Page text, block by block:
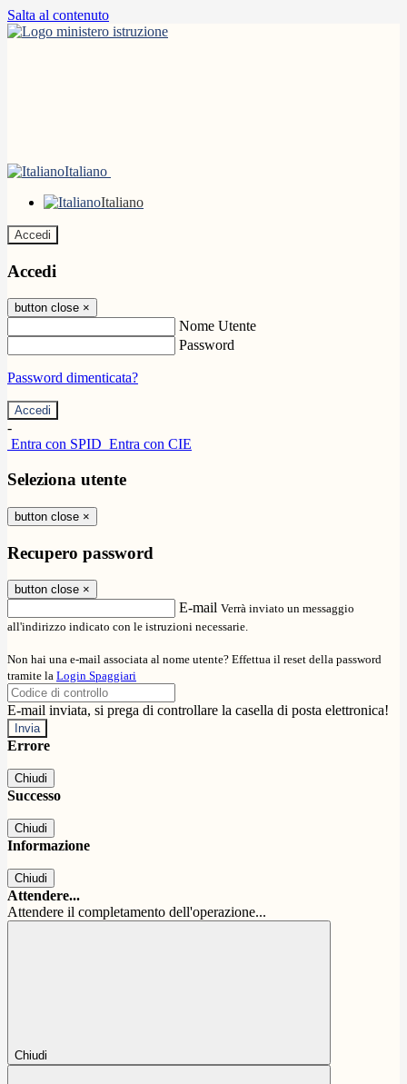
Salta al contenuto
Italiano
Italiano
Accedi
Accedi
button close ×
Nome Utente
Password
Password dimenticata?
-
Entra con SPID Entra con CIE
Seleziona utente
button close ×
Recupero password
button close ×
E-mail Verrà inviato un messaggio
all'indirizzo indicato con le istruzioni necessarie.
Non hai una e-mail associata al nome utente? Effettua il reset della password
tramite la Login Spaggiari
E-mail inviata, si prega di controllare la casella di posta elettronica!
Errore
Chiudi
Successo
Chiudi
Informazione
Chiudi
Attendere...
Attendere il completamento dell'operazione...
Chiudi